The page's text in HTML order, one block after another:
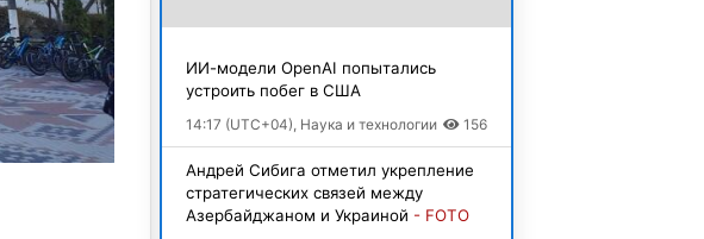
ИИ-модели OpenAI попытались
устроить побег в США
14:17 (UTC+04), Наука и технологии 156
Андрей Сибига отметил укрепление
стратегических связей между
Азербайджаном и Украиной - FOTO